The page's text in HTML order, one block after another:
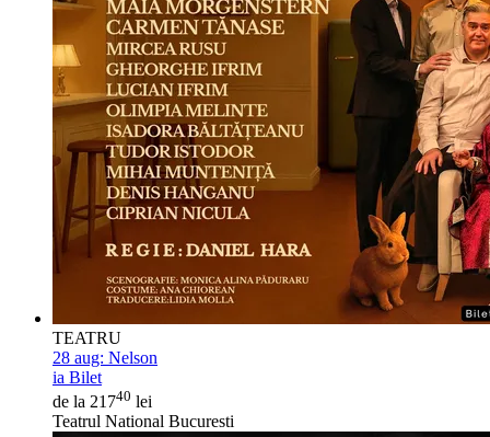
TEATRU
28 aug: Nelson
ia Bilet
de la 21740 lei
Teatrul National Bucuresti